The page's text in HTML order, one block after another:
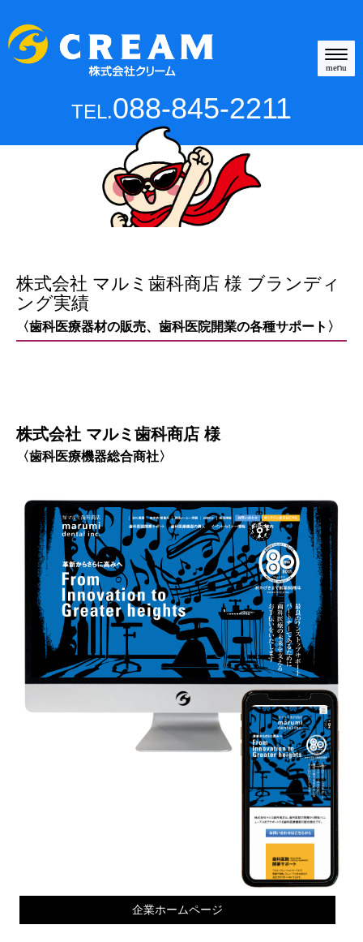
N
a
i
menu
TEL.088-845-2211
株式会社 マルミ歯科商店 様 ブランディ
ング実績
〈歯科医療器材の販売、歯科医院開業の各種サポート〉
株式会社 マルミ歯科商店 様
〈歯科医療機器総合商社〉
企業ホームページ